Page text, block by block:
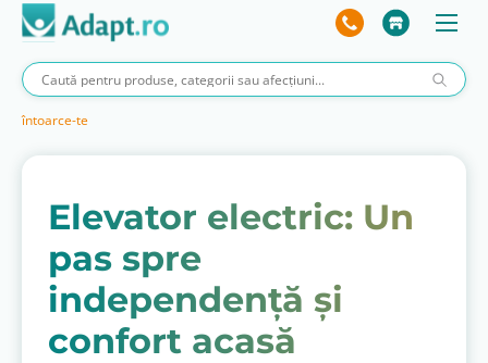
întoarce-te
Elevator electric: Un
pas spre
independență și
confort acasă